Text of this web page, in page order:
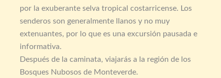
por la exuberante selva tropical costarricense. Los
senderos son generalmente llanos y no muy
extenuantes, por lo que es una excursión pausada e
informativa.
Después de la caminata, viajarás a la región de los
Bosques Nubosos de Monteverde.